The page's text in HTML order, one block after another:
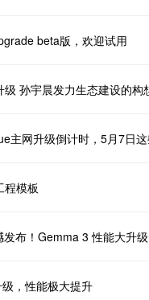
beta版，欢迎试用
孙宇晨发力生态建设的构
主网升级倒计时，5月7日
程模板
布！Gemma 3 性能大升级
，性能极大提升